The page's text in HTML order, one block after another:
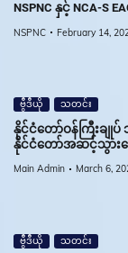
NSPNC နှင့် NCA-S
NSPNC February 14,
ဗွီဒီယို သတင်း
နိုင်ငံတော်ဝန်ကြီးချု
နိုင်ငံတော်အဆင့်သွား
Main Admin March 6,
ဗွီဒီယို သတင်း